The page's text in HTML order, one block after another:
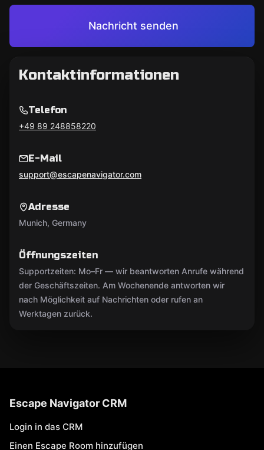
Nachricht senden
Kontaktinformationen
Telefon
+49 89 248858220
E-Mail
support@escapenavigator.com
Adresse
Munich, Germany
Öffnungszeiten
Supportzeiten: Mo–Fr — wir beantworten Anrufe während
der Geschäftszeiten. Am Wochenende antworten wir
nach Möglichkeit auf Nachrichten oder rufen an
Werktagen zurück.
Escape Navigator CRM
Login in das CRM
Einen Escape Room hinzufügen